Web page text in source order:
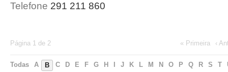
Telefone 291 211 860
Página 1 de 2 « Primeira ‹
Todas A B C D E F G H J K L M N O P Q R S T